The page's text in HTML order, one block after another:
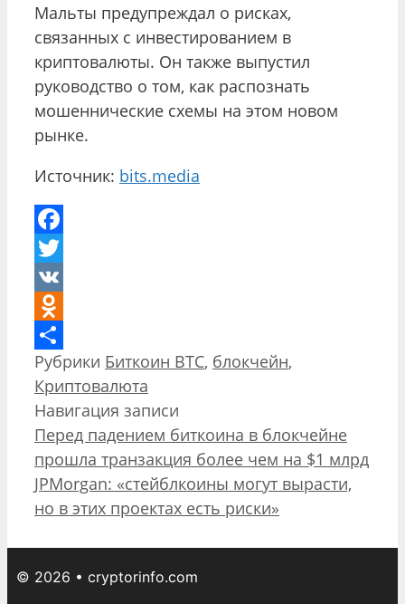
Мальты предупреждал о рисках,
связанных с инвестированием в
криптовалюты. Он также выпустил
руководство о том, как распознать
мошеннические схемы на этом новом
рынке.
Источник: bits.media
Facebook
Twitter
VK
Odnoklassniki
Отправить
Рубрики Биткоин BTC, блокчейн,
Криптовалюта
Навигация записи
Перед падением биткоина в блокчейне
прошла транзакция более чем на $1 млрд
JPMorgan: «стейблкоины могут вырасти,
но в этих проектах есть риски»
© 2026 • cryptorinfo.com